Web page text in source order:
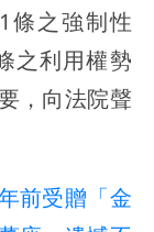
條之強制性
之利用權勢
，向法院聲
前受贈「金